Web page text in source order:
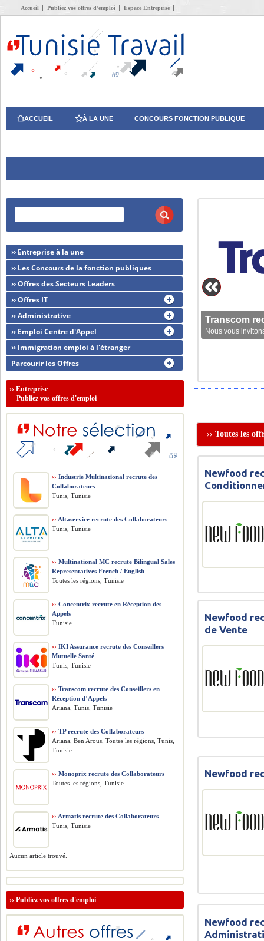
Accueil Publiez vos offres d’emploi Espace Entreprise
ACCUEIL À LA UNE CONCOURS FONCTION PUBLIQUE
Transcom
Nous vous
›› Toutes les
Newfood
Newfood
de Vente
Newfood
Newfood
›› Entreprise à la une
›› Les Concours de la fonction publiques
›› Offres des Secteurs Leaders
›› Offres IT
›› Administrative
›› Emploi Centre d'Appel
›› Immigration emploi à l'étranger
Parcourir les Offres
››Entreprise
Publiez vos offres d'emploi
›› Industrie Multinational recrute des
Collaborateurs
Tunis, Tunisie
›› Altaservice recrute des Collaborateurs
Tunis, Tunisie
›› Multinational MC recrute Bilingual Sales
Representatives French / English
Toutes les régions, Tunisie
›› Concentrix recrute en Réception des
Appels
Tunisie
›› IKI Assurance recrute des Conseillers
Mutuelle Santé
Tunis, Tunisie
›› Transcom recrute des Conseillers en
Réception d’Appels
Ariana, Tunis, Tunisie
›› TP recrute des Collaborateurs
Ariana, Ben Arous, Toutes les régions, Tunis,
Tunisie
›› Monoprix recrute des Collaborateurs
Toutes les régions, Tunisie
›› Armatis recrute des Collaborateurs
Tunis, Tunisie
Aucun article trouvé.
››Publiez vos offres d'emploi